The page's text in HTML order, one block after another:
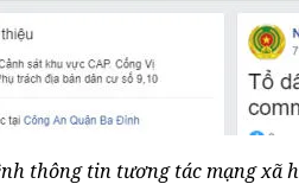
thông tin tương tác mạng xã